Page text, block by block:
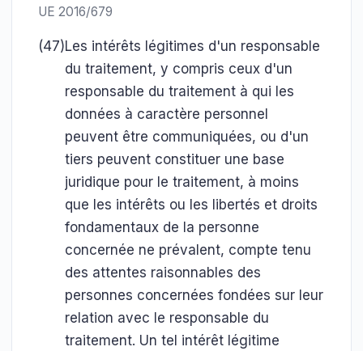
UE 2016/679
(47)Les intérêts légitimes d'un responsable
du traitement, y compris ceux d'un
responsable du traitement à qui les
données à caractère personnel
peuvent être communiquées, ou d'un
tiers peuvent constituer une base
juridique pour le traitement, à moins
que les intérêts ou les libertés et droits
fondamentaux de la personne
concernée ne prévalent, compte tenu
des attentes raisonnables des
personnes concernées fondées sur leur
relation avec le responsable du
traitement. Un tel intérêt légitime